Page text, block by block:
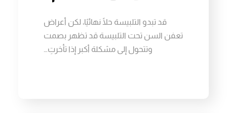
قد تبدو التلبيسة حلًا نهائيًا، لكن أعراض
تعفن السن تحت التلبيسة قد تظهر بصمت
وتتحول إلى مشكلة أكبر إذا تأخرتِ…